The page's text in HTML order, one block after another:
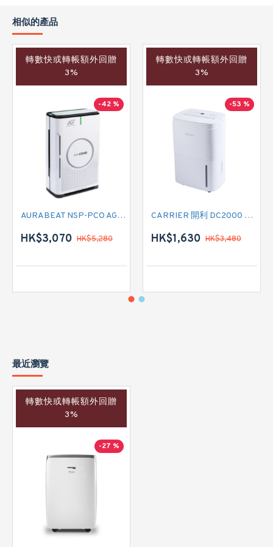
相似的產品
轉數快或轉帳額外回贈
3%
-42 %
AURABEAT NSP-PCO AG+空氣淨化機
HK$3,070 HK$5,280
轉數快或轉帳額外回贈
3%
-53 %
CARRIER 開利 DC2000 負離子空氣淨化抽濕機
HK$1,630 HK$3,480
最近瀏覽
轉數快或轉帳額外回贈
3%
-27 %